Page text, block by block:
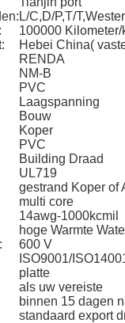
L/C,D/P,T/
100000
Hebei China(
RENDA
NM-B
PVC
Laagspanning
Bouw
Koper
PVC
Building Draad
UL719
gestrand Koper of
multi core
14awg-1000kcmil
hoge Warmte
600 V
ISO9001/
platte
als uw vereiste
binnen 15 dagen
standaard export